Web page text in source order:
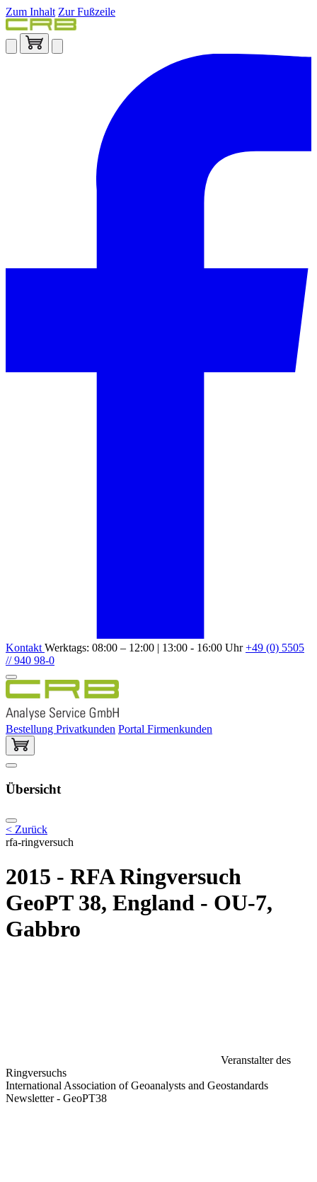
Zum Inhalt Zur Fußzeile
Kontakt Werktags: 08:00 – 12:00 | 13:00 - 16:00 Uhr+49 (0) 5505
// 940 98-0
Bestellung Privatkunden Portal Firmenkunden
Übersicht
< Zurück
rfa-ringversuch
2015 - RFA Ringversuch
GeoPT 38, England - OU-7,
Gabbro
Veranstalter des
Ringversuchs
International Association of Geoanalysts and Geostandards
Newsletter - GeoPT38